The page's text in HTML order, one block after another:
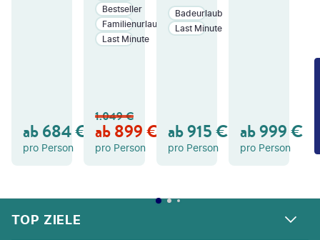
ab684€
pro Person
GE
B
OT
Bestseller
Familienurlaub
Last Minute
1.049€
ab899€
pro Person
B
OT
Badeurlaub
Last Minute
ab915€
pro Person
B
OT
ab999€
pro Person
TOP ZIELE